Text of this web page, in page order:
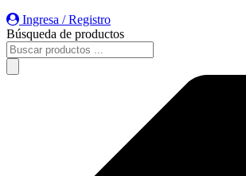
Ingresa / Registro
Búsqueda de productos